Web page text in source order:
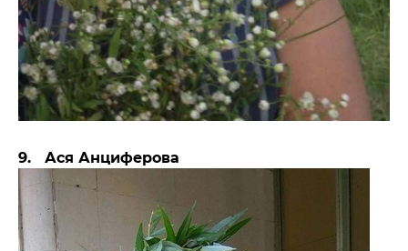
9. Ася Анциферова